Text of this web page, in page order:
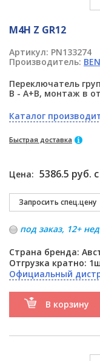
M4H Z GR12
Артикул: PN133274
Производитель:
Переключатель
B - A+B, монтаж в
Каталог
Быстрая доставка
Цена: 5386.5 руб.
под заказ, 12+
Страна бренда:
Отгрузка кратно:
Официальный
В корзину